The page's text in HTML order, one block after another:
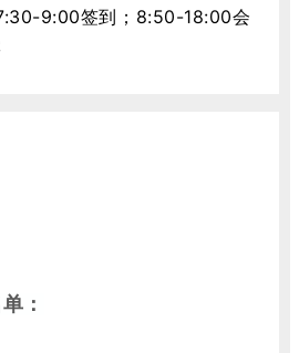
9:00签到；8:50-18:00会
：